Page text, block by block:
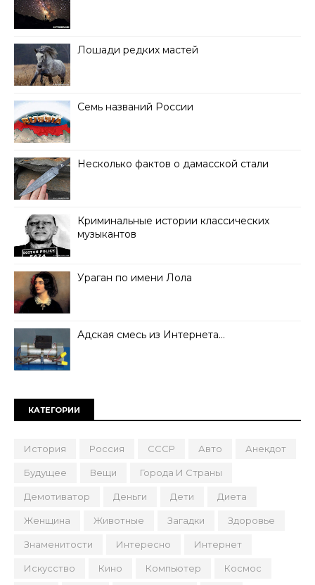
Лошади редких мастей
Семь названий России
Несколько фактов о дамасской стали
Криминальные истории классических
музыкантов
Ураган по имени Лола
Адская смесь из Интернета…
КАТЕГОРИИ
История Россия СССР Авто Анекдот
Будущее Вещи Города И Страны
Демотиватор Деньги Дети Диета
Женщина Животные Загадки Здоровье
Знаменитости Интересно Интернет
Искусство Кино Компьютер Космос